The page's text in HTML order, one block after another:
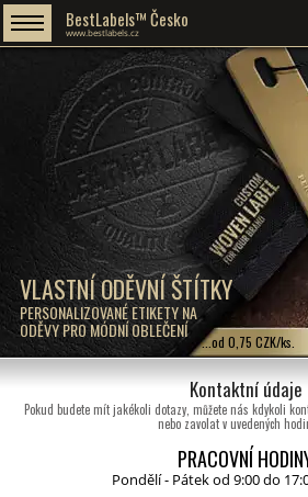
VLASTNÍ ODĚVNÍ ŠTÍTKY
PERSONALIZOVANÉ ETIKETY NA
ODĚVY PRO MÓDNÍ OBLEČENÍ
BestLabels™ Česko
www.bestlabels.cz
...od 0,75 CZK/ks.
Kontaktní údaje
Pokud budete mít jakékoli dotazy, můžete nás kdykoli
nebo zavolat v uvedených
PRACOVNÍ
Pondělí - Pátek od 9:00 do